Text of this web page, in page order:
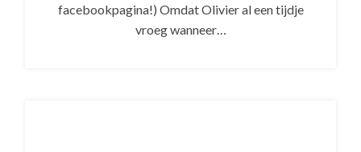
facebookpagina!) Omdat Olivier al een tijdje
vroeg wanneer…